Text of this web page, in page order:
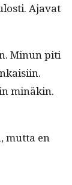
Aja­vat
Min­un piti
minäkin.
mut­ta en